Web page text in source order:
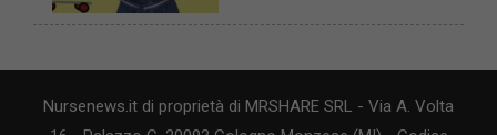
Nursenews.it di proprietà di MRSHARE SRL - Via A. Volta